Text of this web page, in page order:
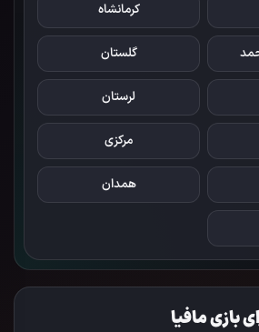
کرمانشاه
گلستان
لرستان
مرکزی
همدان
بازی مافیا